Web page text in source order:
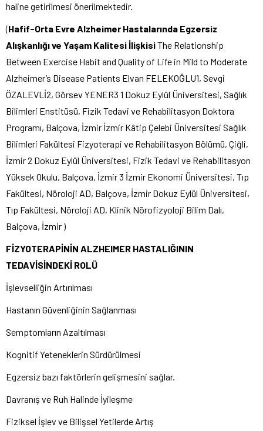
haline getirilmesi önerilmektedir.
(Hafif-Orta Evre Alzheimer Hastalarında Egzersiz
Alışkanlığı ve Yaşam Kalitesi İlişkisiThe Relationship
Between Exercise Habit and Quality of Life in Mild to Moderate
Alzheimer’s Disease Patients Elvan FELEKOĞLU1, Sevgi
ÖZALEVLİ2, Görsev YENER3 1 Dokuz Eylül Üniversitesi, Sağlık
Bilimleri Enstitüsü, Fizik Tedavi ve Rehabilitasyon Doktora
Programı, Balçova, İzmir İzmir Kâtip Çelebi Üniversitesi Sağlık
Bilimleri Fakültesi Fizyoterapi ve Rehabilitasyon Bölümü, Çiğli,
İzmir 2 Dokuz Eylül Üniversitesi, Fizik Tedavi ve Rehabilitasyon
Yüksek Okulu, Balçova, İzmir 3 İzmir Ekonomi Üniversitesi, Tıp
Fakültesi, Nöroloji AD, Balçova, İzmir Dokuz Eylül Üniversitesi,
Tıp Fakültesi, Nöroloji AD, Klinik Nörofizyoloji Bilim Dalı,
Balçova, İzmir )
FİZYOTERAPİNİN ALZHEIMER HASTALIĞININ
TEDAVİSİNDEKİ ROLÜ
İşlevselliğin Artırılması
Hastanın Güvenliğinin Sağlanması
Semptomların Azaltılması
Kognitif Yeteneklerin Sürdürülmesi
Egzersiz bazı faktörlerin gelişmesini sağlar.
Davranış ve Ruh Halinde İyileşme
Fiziksel İşlev ve Bilişsel Yetilerde Artış